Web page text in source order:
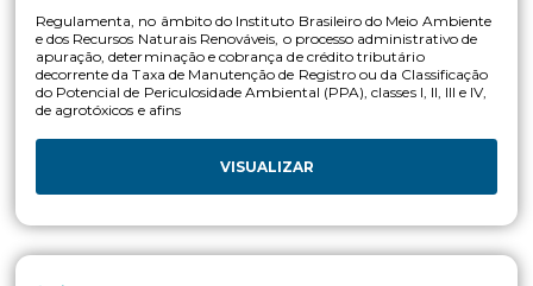
VISUALIZAR
IBAMA_Instrução Normativa nº 13, de 04 de